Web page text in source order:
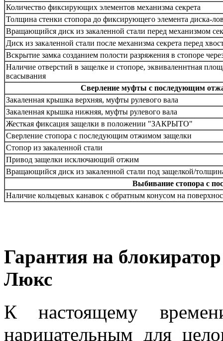
Количество фиксирующих элементов механизма секрета
Толщина стенки стопора до фиксирующего элемента диска-
Вращающийся диск из закаленной стали перед механизмом
Диск из закаленной стали после механизма секрета перед
Вскрытие замка созданием полости разряжения в стопоре
Наличие отверстий в защелке и стопоре, эквиваленнтная
всасывания
Сверление муфты с последующим
Закаленная крышка верхняя, муфты рулевого вала
Закаленная крышка нижняя, муфты рулевого вала
Жесткая фиксация защелки в положении "ЗАКРЫТО"
Сверление стопора с последующим отжимом защелки
Стопор из закаленной стали
Привод защелки исключающий отжим
Вращающийся диск из закаленной стали под защелкой/
Выбивание стопора с
Наличие кольцевых канавок с обратным конусом на
Гарантия на
Люкс
К настоящему
нарицательным для